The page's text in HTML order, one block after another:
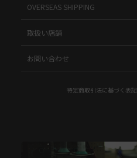
OVERSEAS SHIPPING
取扱い店舗
お問い合わせ
特定商取引法に基づく表記